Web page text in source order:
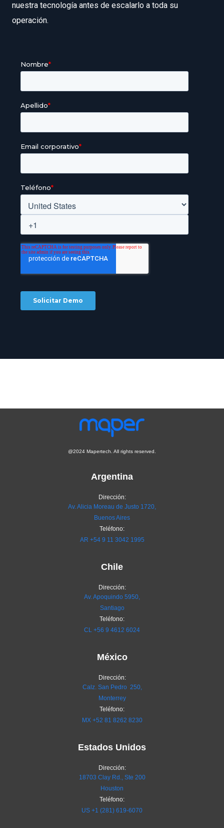
nuestra tecnología antes de escalarlo a toda su
operación.
@2024 Mapertech. All rights reserved.
Argentina
Dirección:
Av. Alicia Moreau de Justo 1720,
Buenos Aires
Teléfono:
AR +54 9 11 3042 1995
Chile
Dirección:
Av. Apoquindo 5950,
Santiago
Teléfono:
CL +56 9 4612 6024
México
Dirección:
Calz. San Pedro 250,
Monterrey
Teléfono:
MX +52 81 8262 8230
Estados Unidos
Dirección:
18703 Clay Rd., Ste 200
Houston
Teléfono:
US +1 (281) 619-6070